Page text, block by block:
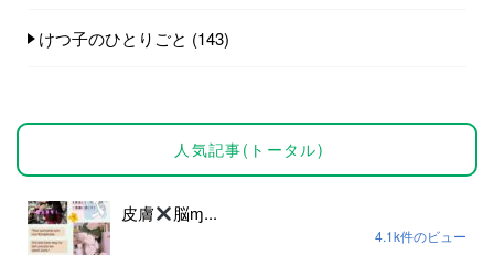
けつ子のひとりごと (143)
人気記事(トータル)
皮膚 脳ɱ...
4.1k件のビュー